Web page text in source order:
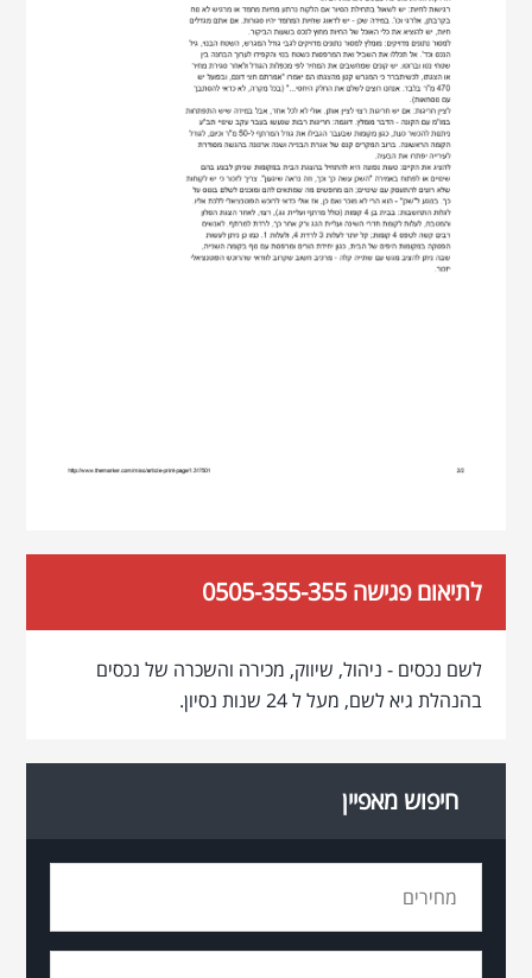
לתיאום פגישה 0505-355-355
לשם נכסים - ניהול, שיווק, מכירה והשכרה של נכסים
בהנהלת גיא לשם, מעל ל 24 שנות נסיון.
חיפוש מאפיין